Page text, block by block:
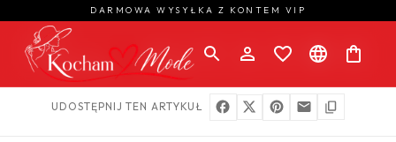
DARMOWA WYSYŁKA Z KONTEM VIP
DARMOWA WYSYŁKA Z KONTEM VIP
UDOSTĘPNIJ TEN ARTYKUŁ